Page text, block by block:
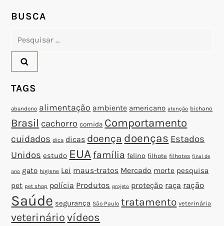
P
o
s
t
BUSCA
Pesquisar
TAGS
abandono alimentação ambiente americano atenção bichano
Brasil cachorro comida Comportamento
cuidados dica dicas doença doenças Estados
Unidos estudo EUA família felino filhote filhotes final de
ano gato higiene Lei maus-tratos Mercado morte pesquisa
pet pet shop polícia Produtos projeto proteção raça ração
Saúde segurança São Paulo tratamento veterinária
veterinário vídeos